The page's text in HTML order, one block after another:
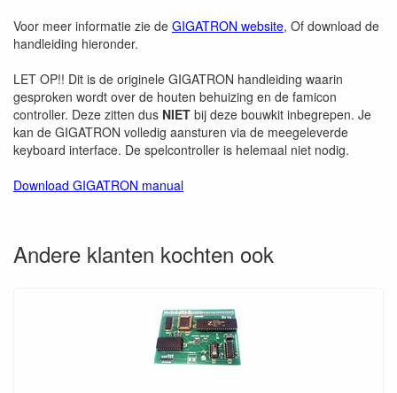
Voor meer informatie zie de GIGATRON website, Of download de
handleiding hieronder.
LET OP!! Dit is de originele GIGATRON handleiding waarin
gesproken wordt over de houten behuizing en de famicon
controller. Deze zitten dus NIET bij deze bouwkit inbegrepen. Je
kan de GIGATRON volledig aansturen via de meegeleverde
keyboard interface. De spelcontroller is helemaal niet nodig.
Download GIGATRON manual
Andere klanten kochten ook